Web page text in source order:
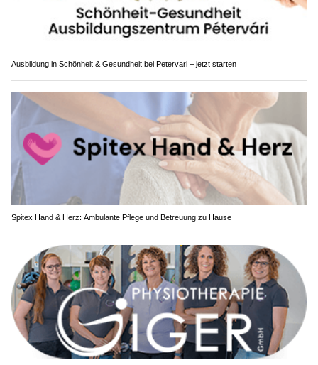
Ausbildung in Schönheit & Gesundheit bei Petervari – jetzt starten
Spitex Hand & Herz: Ambulante Pflege und Betreuung zu Hause